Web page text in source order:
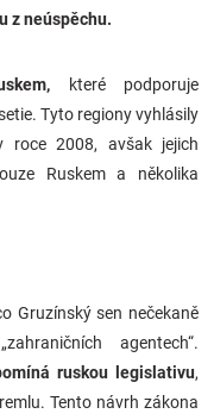
z neúspěchu.
které podporuje
Tyto regiony vyhlásily
roce 2008, avšak jejich
Ruskem a několika
Gruzínský sen nečekaně
agentech“.
ruskou legislativu,
Tento návrh zákona